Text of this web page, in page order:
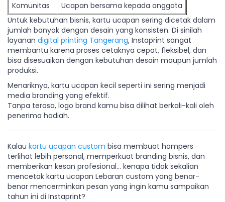
Komunitas
Ucapan bersama kepada anggota
Untuk kebutuhan bisnis, kartu ucapan sering dicetak dalam
jumlah banyak dengan desain yang konsisten. Di sinilah
layanan digital printing Tangerang, Instaprint sangat
membantu karena proses cetaknya cepat, fleksibel, dan
bisa disesuaikan dengan kebutuhan desain maupun jumlah
produksi.
Menariknya, kartu ucapan kecil seperti ini sering menjadi
media branding yang efektif.
Tanpa terasa, logo brand kamu bisa dilihat berkali-kali oleh
penerima hadiah.
Kalau kartu ucapan custom bisa membuat hampers
terlihat lebih personal, memperkuat branding bisnis, dan
memberikan kesan profesional… kenapa tidak sekalian
mencetak kartu ucapan Lebaran custom yang benar-
benar mencerminkan pesan yang ingin kamu sampaikan
tahun ini di Instaprint?